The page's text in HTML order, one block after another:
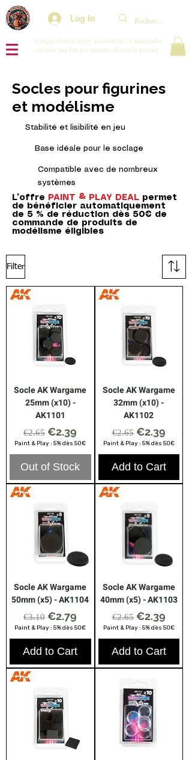
Log In
Congés d'été du 29/07 au 10/08/26 : Commandes
traitées une fois par semaine durant la période.
Socles pour figurines
et modélisme
Stabilité et lisibilité en jeu
Base idéale pour le soclage
Compatible avec de nombreux
systèmes
L’offre PAINT & PLAY DEAL permet
de bénéficier automatiquement
de 5 % de réduction dès 50€ de
commande de produits de
modélisme éligibles
Filter
Socle AK Wargame
25mm (x10) -
AK1101
Regular Price
€2.65 Sale Price
€2.39
Paint & Play : 5% dès 50€
Out of Stock
Socle AK Wargame
32mm (x10) -
AK1102
Regular Price
€2.65 Sale Price
€2.39
Paint & Play : 5% dès 50€
Add to Cart
Socle AK Wargame
50mm (x5) - AK1104
Regular Price
€3.10 Sale Price
€2.79
Paint & Play : 5% dès 50€
Add to Cart
Socle AK Wargame
40mm (x5) - AK1103
Regular Price
€2.65 Sale Price
€2.39
Paint & Play : 5% dès 50€
Add to Cart